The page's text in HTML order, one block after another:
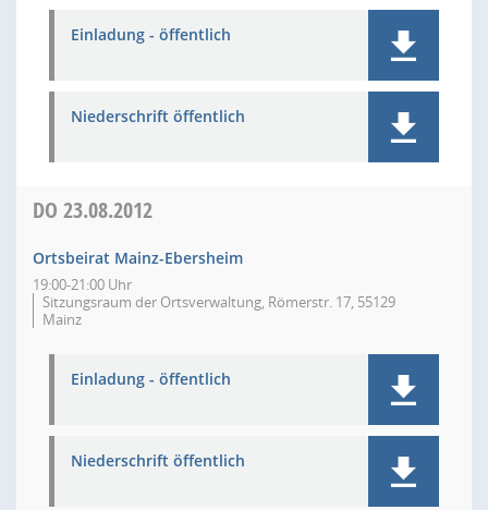
Einladung - öffentlich
Niederschrift öffentlich
DO 23.08.2012
Ortsbeirat Mainz-Ebersheim
19:00-21:00 Uhr
Sitzungsraum der Ortsverwaltung, Römerstr. 17, 55129
Mainz
Einladung - öffentlich
Niederschrift öffentlich